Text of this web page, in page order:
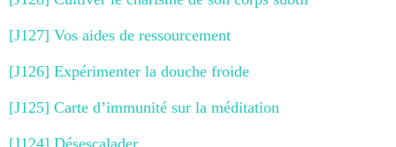
[J127] Vos aides de ressourcement
[J126] Expérimenter la douche froide
[J125] Carte d’immunité sur la méditation
[J124] Désescalader